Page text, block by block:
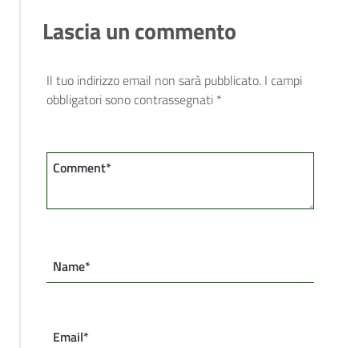
Lascia un commento
Il tuo indirizzo email non sarà pubblicato. I campi
obbligatori sono contrassegnati *
Comment*
Name*
Email*